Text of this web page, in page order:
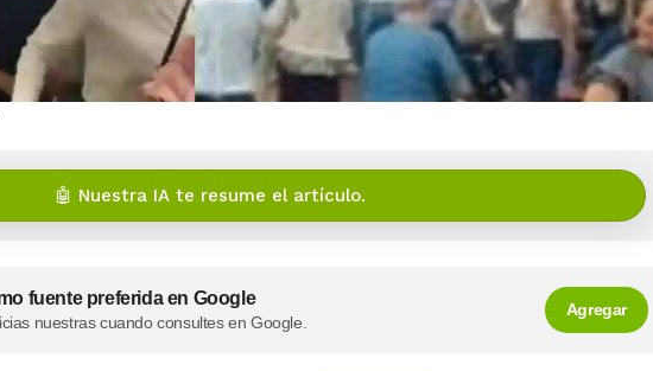
🤖 Nuestra IA te resume el artículo.
fuente preferida en Google
nuestras cuando consultes en Google.
Agregar